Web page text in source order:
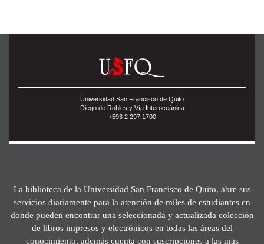
Universidad San Francisco de Quito
Diego de Robles y Vía Interoceánica
+593 2 297 1700
La biblioteca de la Universidad San Francisco de Quito, abre sus
servicios diariamente para la atención de miles de estudiantes en
donde pueden encontrar una seleccionada y actualizada colección
de libros impresos y electrónicos en todas las áreas del
conocimiento, además cuenta con suscripciones a las más